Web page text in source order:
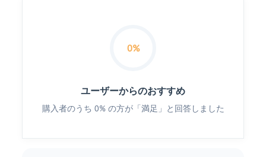
0%
ユーザーからのおすすめ
購入者のうち 0% の方が「満足」と回答しました